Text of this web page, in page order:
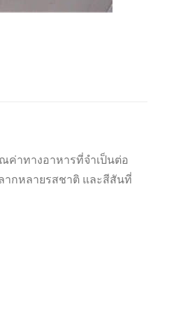
ทางอาหารที่จำเป็นต่อ
กหลายรสชาติ และสีสันที่